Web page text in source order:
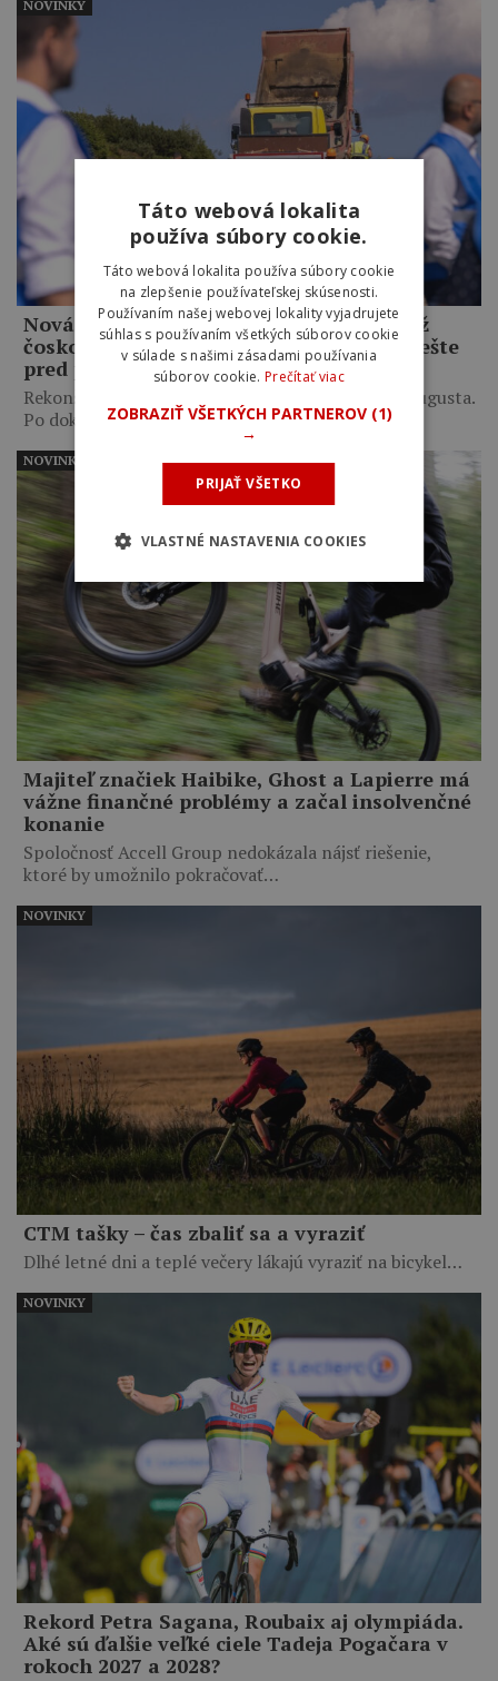
Nová cyklotrasa na Kráľovu hoľu bude už
čoskoro otvorená. Sprístupnená má byť ešte
pred pretekmi Okolo Slovenska
Rekonštrukcia by mohla byť ukončená do konca augusta.
Po dokončení…
NOVINKY
Majiteľ značiek Haibike, Ghost a Lapierre má
vážne finančné problémy a začal insolvenčné
konanie
Spoločnosť Accell Group nedokázala nájsť riešenie,
ktoré by umožnilo pokračovať…
NOVINKY
CTM tašky – čas zbaliť sa a vyraziť
Dlhé letné dni a teplé večery lákajú vyraziť na bicykel…
NOVINKY
Rekord Petra Sagana, Roubaix aj olympiáda.
Aké sú ďalšie veľké ciele Tadeja Pogačara v
rokoch 2027 a 2028?
NOVINKY
Táto webová lokalita
používa súbory cookie.
Táto webová lokalita používa súbory cookie
na zlepšenie používateľskej skúsenosti.
Používaním našej webovej lokality vyjadrujete
súhlas s používaním všetkých súborov cookie
v súlade s našimi zásadami používania
súborov cookie. Prečítať viac
ZOBRAZIŤ VŠETKÝCH PARTNEROV (1)
→
PRIJAŤ VŠETKO
VLASTNÉ NASTAVENIA COOKIES